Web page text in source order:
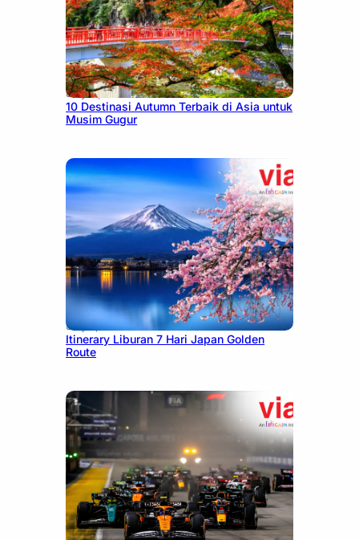
July 9, 2026
10 Destinasi Autumn Terbaik di Asia untuk
Musim Gugur
July 7, 2026
Itinerary Liburan 7 Hari Japan Golden
Route